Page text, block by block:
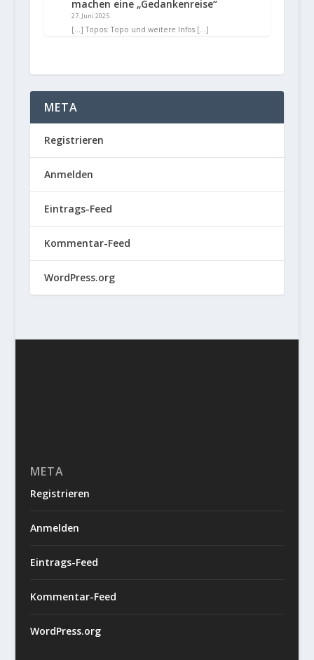
machen eine „Gedankenreise“
27. Juni 2025
[…] Topos: Topo und weitere Infos […]
META
Registrieren
Anmelden
Eintrags-Feed
Kommentar-Feed
WordPress.org
META
Registrieren
Anmelden
Eintrags-Feed
Kommentar-Feed
WordPress.org